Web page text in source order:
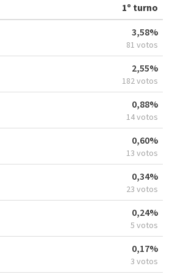
1º turno
3,58%
81 votos
2,55%
182 votos
0,88%
14 votos
0,60%
13 votos
0,34%
23 votos
0,24%
5 votos
0,17%
3 votos